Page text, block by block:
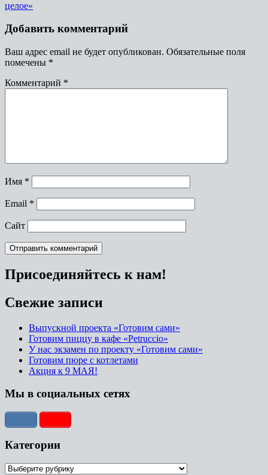
целое»
Добавить комментарий
Ваш адрес email не будет опубликован. Обязательные поля
помечены *
Комментарий *
Имя *
Email *
Сайт
Присоединяйтесь к нам!
Свежие записи
Выпускной проекта «Готовим сами»
Готовим пиццу в кафе «Petruccio»
У нас экзамен по проекту «Готовим сами»
Готовим пюре с котлетами
Акция к 9 МАЯ!
Мы в социальных сетях
Категории